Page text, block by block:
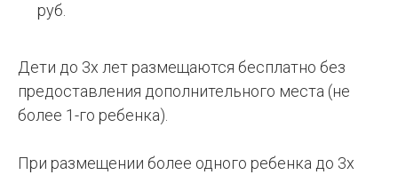
руб.
Дети до 3х лет размещаются бесплатно без
предоставления дополнительного места (не
более 1-го ребенка).
При размещении более одного ребенка до 3х